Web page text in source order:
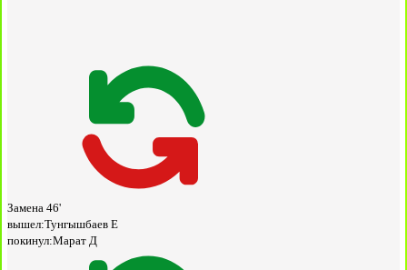
Замена 46'
вышел:Тунгышбаев Е
покинул:Марат Д